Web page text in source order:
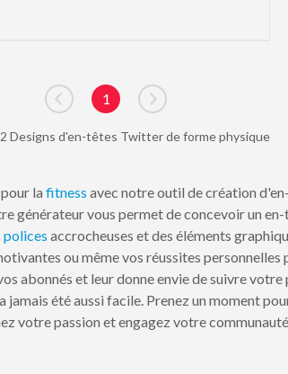
Go to previous page
1
Go to next page
Designs d'en-têtes Twitter de forme physique
la fitness avec notre outil de création
générateur vous permet de concevoir un
polices accrocheuses et des éléments
ou même vos réussites
abonnés et leur donne envie de suivre
été aussi facile. Prenez un moment
votre passion et engagez votre communauté